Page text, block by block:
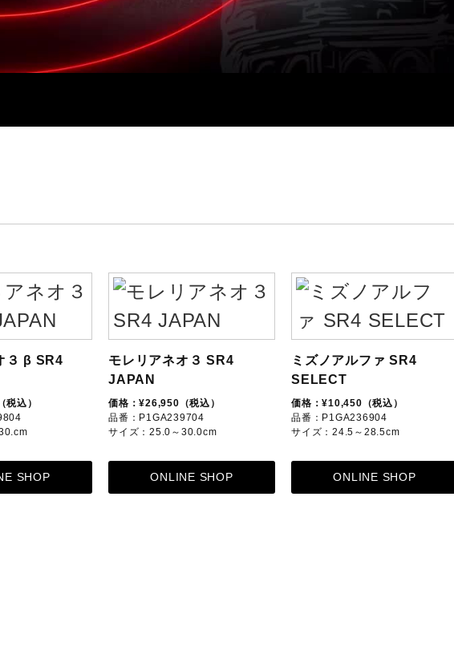
３ β SR4
込）
SHOP
モレリアネオ３ SR4
JAPAN
価格：¥26,950（税込）
品番：P1GA239704
サイズ：25.0～30.0cm
ONLINE SHOP
ミズノアルファ SR4
SELECT
価格：¥10,450（税込）
品番：P1GA236904
サイズ：24.5～28.5cm
ONLINE SHOP